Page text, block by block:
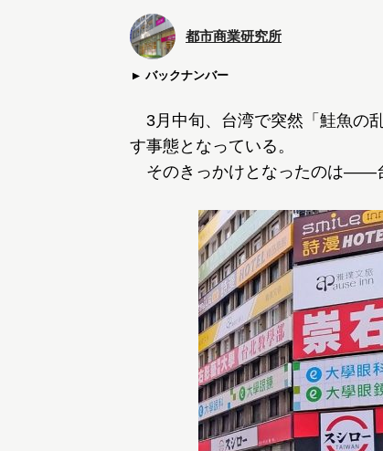
都市商業研究所
バックナンバー
3月中旬、台湾で突然「鮭魚の
す事態となっている。
そのきっかけとなったのは――